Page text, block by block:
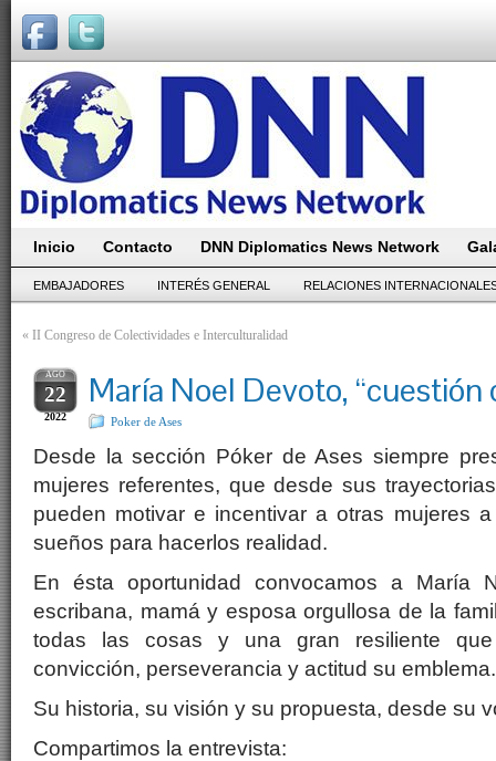
Inicio Contacto DNN Diplomatics News Network
EMBAJADORES INTERÉS GENERAL RELACIONES
« II Congreso de Colectividades e Interculturalidad
AGO
22
2022
María Noel Devoto, “cuestión
Poker de Ases
Desde la sección Póker de Ases siempre
mujeres referentes, que desde sus
pueden motivar e incentivar a otras mujeres
sueños para hacerlos realidad.
En ésta oportunidad convocamos a María
escribana, mamá y esposa orgullosa de la
todas las cosas y una gran resiliente
convicción, perseverancia y actitud su emblema.
Su historia, su visión y su propuesta, desde su
Compartimos la entrevista: